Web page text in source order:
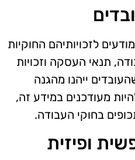
לזכויותיהם החוקיות
תנאי העסקה וזכויות
ייהנו מהגנה
מעודכנים במידע זה,
בחוקי העבודה.
ופיזית